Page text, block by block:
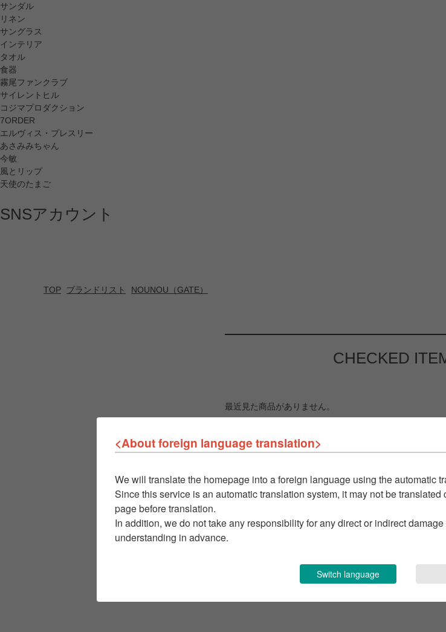
サンダル
リネン
サングラス
インテリア
タオル
食器
霧尾ファンクラブ
サイレントヒル
コジマプロダクション
7ORDER
エルヴィス・プレスリー
あさみみちゃん
今敏
風とリップ
天使のたまご
SNSアカウント
TOP ブランドリスト NOUNOU（GATE）
CHECKED
最近見た商品がありません。
<About foreign language translation>
We will translate the homepage into a foreign language using the automatic
Since this service is an automatic translation system, it may not be
page before translation.
In addition, we do not take any responsibility for any direct or indirect
understanding in advance.
Switch language